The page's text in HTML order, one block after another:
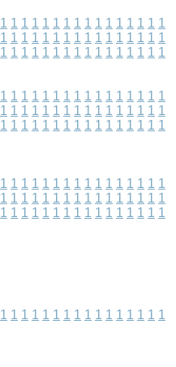
1 1 1 1 1 1 1 1 1 1 1 1 1 1 1 1
1 1 1 1 1 1 1 1 1 1 1 1 1 1 1 1
1 1 1 1 1 1 1 1 1 1 1 1 1 1 1 1
1 1 1 1 1 1 1 1 1 1 1 1 1 1 1 1
1 1 1 1 1 1 1 1 1 1 1 1 1 1 1 1
1 1 1 1 1 1 1 1 1 1 1 1 1 1 1 1
1 1 1 1 1 1 1 1 1 1 1 1 1 1 1 1
1 1 1 1 1 1 1 1 1 1 1 1 1 1 1 1
1 1 1 1 1 1 1 1 1 1 1 1 1 1 1 1
1 1 1 1 1 1 1 1 1 1 1 1 1 1 1 1